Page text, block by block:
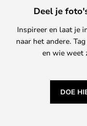
Deel je
Inspireer en laat je
naar het andere.
en wie weet
DOE